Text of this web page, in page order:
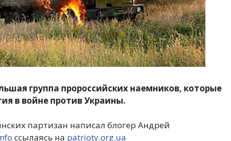
группа пророссийских наемников, которые
в войне против Украины.
партизан написал блогер Андрей
ссылаясь на patrioty.org.ua